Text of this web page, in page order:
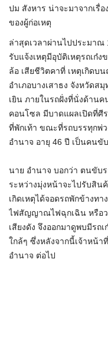
ปม สังหาร น่าจะมาจากเ
ของผู้ก่อเหตุ
ล่าสุดเวลาผ่านไปประมาณ
รับแจ้งเหตุมีอุบัติเหตุรถเก๋
ล้อ เสียชีวิตคาที่ เหตุเกิดบ
อำเภอบางเสาธง จังหวัดส
เยิน ภายในรถฝั่งที่นั่งด้าน
คอนโซล มีบาดแผลเปิดที่ศี
ที่พักเท้า ขณะที่รถบรรทุกพ่
อำนาจ อายุ 46 ปี เป็นคนขั
นาย อำนาจ บอกว่า ตนขับร
ระหว่างมุ่งหน้าจะไปรับสิน
เกิดเหตุได้จอดรถพักข้างท
ไฟสัญญาณไฟฉุกเฉิน หรือว
เสียงดัง จึงออกมาดูพบมีรถ
ใกล้ๆ ซึ่งหลังจากนี้เจ้าหน้
อำนาจ ต่อไป